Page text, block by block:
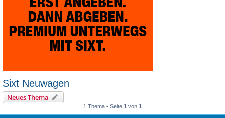
Sixt Neuwagen
Neues Thema
1 Thema • Seite 1 von 1